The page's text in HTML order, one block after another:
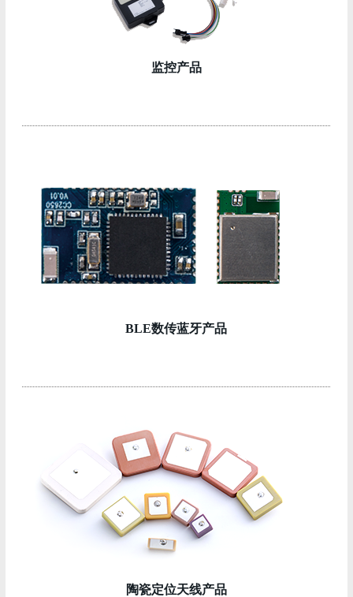
监控产品
BLE数传蓝牙产品
陶瓷定位天线产品